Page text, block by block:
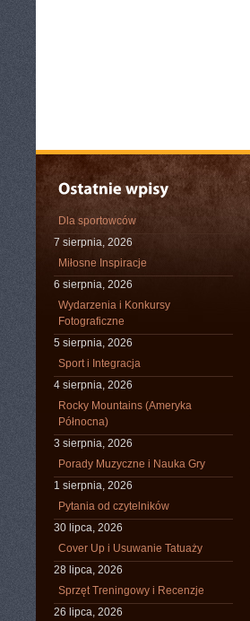
Dla sportowców
7 sierpnia, 2026
Miłosne Inspiracje
6 sierpnia, 2026
Wydarzenia i Konkursy
Fotograficzne
5 sierpnia, 2026
Sport i Integracja
4 sierpnia, 2026
Rocky Mountains (Ameryka
Północna)
3 sierpnia, 2026
Porady Muzyczne i Nauka Gry
1 sierpnia, 2026
Pytania od czytelników
30 lipca, 2026
Cover Up i Usuwanie Tatuaży
28 lipca, 2026
Sprzęt Treningowy i Recenzje
26 lipca, 2026